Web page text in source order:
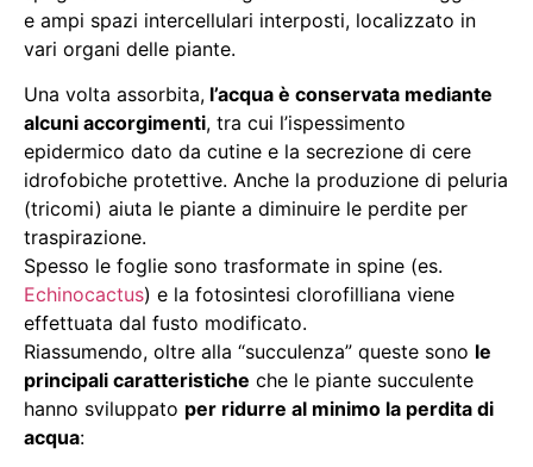
e ampi spazi intercellulari interposti, localizzato in
vari organi delle piante.
Una volta assorbita, l’acqua è conservata mediante
alcuni accorgimenti, tra cui l’ispessimento
epidermico dato da cutine e la secrezione di cere
idrofobiche protettive. Anche la produzione di peluria
(tricomi) aiuta le piante a diminuire le perdite per
traspirazione.
Spesso le foglie sono trasformate in spine (es.
Echinocactus) e la fotosintesi clorofilliana viene
effettuata dal fusto modificato.
Riassumendo, oltre alla “succulenza” queste sono le
principali caratteristiche che le piante succulente
hanno sviluppato per ridurre al minimo la perdita di
acqua: